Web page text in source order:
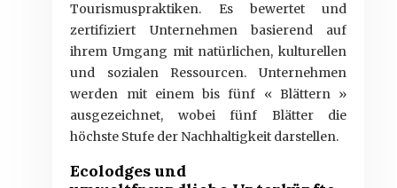
Tourismuspraktiken. Es bewertet und
zertifiziert Unternehmen basierend auf
ihrem Umgang mit natürlichen, kulturellen
und sozialen Ressourcen. Unternehmen
werden mit einem bis fünf « Blättern »
ausgezeichnet, wobei fünf Blätter die
höchste Stufe der Nachhaltigkeit darstellen.
Ecolodges und